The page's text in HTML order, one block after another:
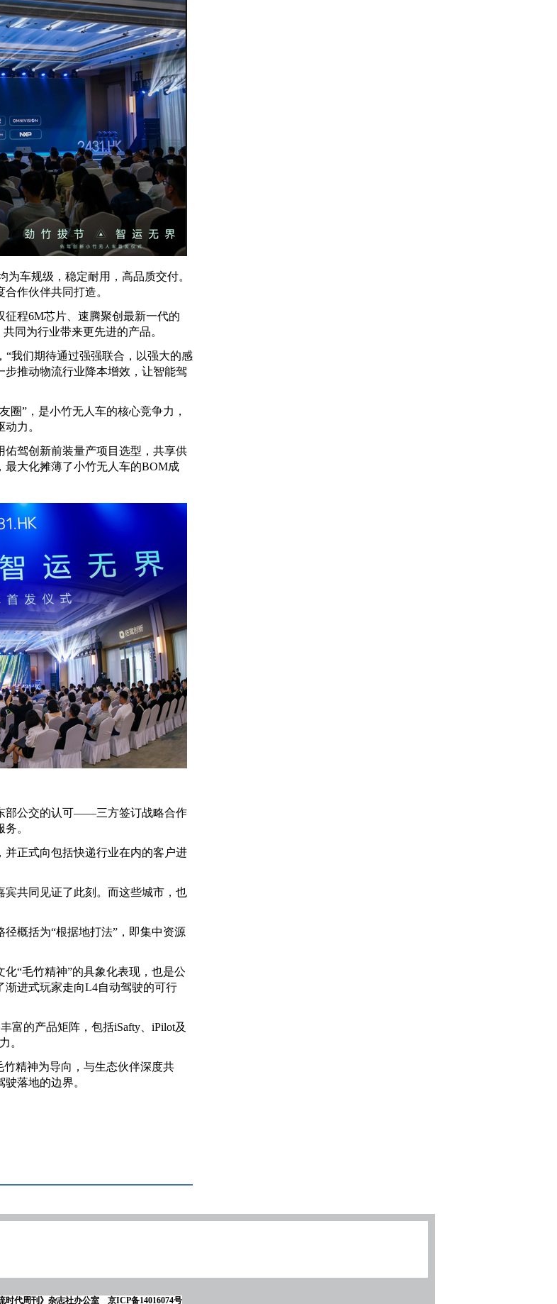
车规级，稳定耐用，高品质交付。
作伙伴共同打造。
程6M芯片、速腾聚创最新一代的
同为行业带来更先进的产品。
我们期待通过强强联合，以强大的感
推动物流行业降本增效，让智能驾
圈”，是小竹无人车的核心竞争力，
力。
驾创新前装量产项目选型，共享供
最大化摊薄了小竹无人车的BOM成
部公交的认可——三方签订战略合作
。
正式向包括快递行业在内的客户进
共同见证了此刻。而这些城市，也
概括为“根据地打法”，即集中资源
“毛竹精神”的具象化表现，也是公
进式玩家走向L4自动驾驶的可行
富的产品矩阵，包括iSafty、iPilot及
。
精神为导向，与生态伙伴深度共
落地的边界。
时代周刊》杂志社办公室 京ICP备14016074号